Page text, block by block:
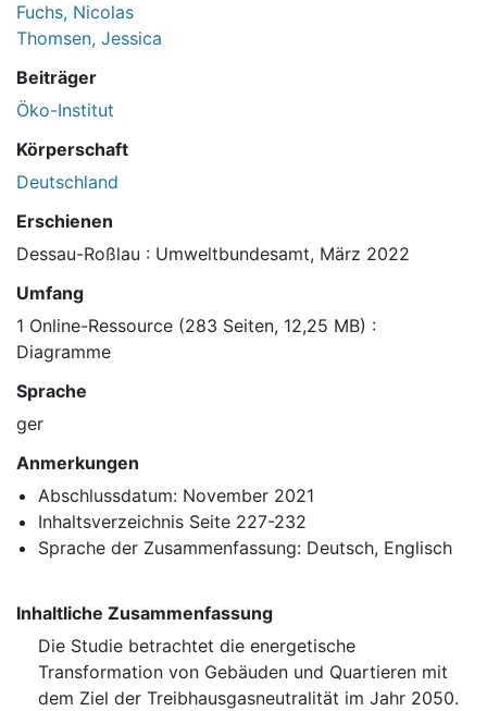
Fuchs, Nicolas
Thomsen, Jessica
Beiträger
Öko-Institut
Körperschaft
Deutschland
Erschienen
Dessau-Roßlau : Umweltbundesamt, März 2022
Umfang
1 Online-Ressource (283 Seiten, 12,25 MB) :
Diagramme
Sprache
ger
Anmerkungen
Abschlussdatum: November 2021
Inhaltsverzeichnis Seite 227-232
Sprache der Zusammenfassung: Deutsch, Englisch
Inhaltliche Zusammenfassung
Die Studie betrachtet die energetische
Transformation von Gebäuden und Quartieren mit
dem Ziel der Treibhausgasneutralität im Jahr 2050.